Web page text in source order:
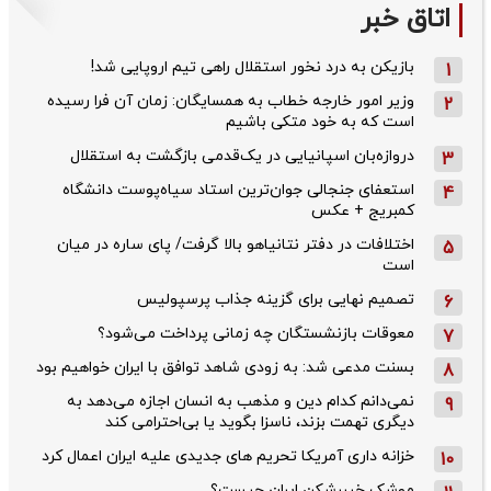
اتاق خبر
1 بازیکن به درد نخور استقلال راهی تیم اروپایی شد!
2
وزیر امور خارجه خطاب به همسایگان: زمان آن فرا رسیده
است که به خود متکی باشیم
3 دروازه‌بان اسپانیایی در یک‌قدمی بازگشت به استقلال
4
استعفای جنجالی جوان‌ترین استاد سیاه‌پوست دانشگاه
کمبریج + عکس
5
اختلافات در دفتر نتانیاهو بالا گرفت/ پای ساره در میان
است
6 تصمیم نهایی برای گزینه جذاب پرسپولیس
7 معوقات بازنشستگان چه زمانی پرداخت می‌شود؟
8 بسنت مدعی شد: به زودی شاهد توافق با ایران خواهیم بود
9
نمی‌دانم کدام دین و مذهب به انسان اجازه می‌دهد به
دیگری تهمت بزند، ناسزا بگوید یا بی‌احترامی کند
10 خزانه داری آمریکا تحریم های جدیدی علیه ایران اعمال کرد